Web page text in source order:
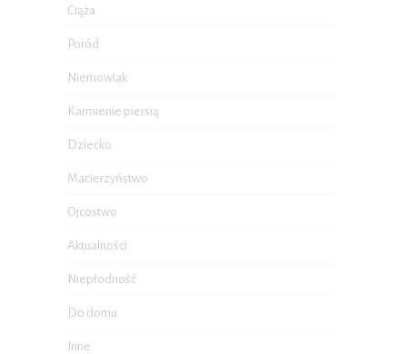
Ciąża
Poród
Niemowlak
Karmienie piersią
Dziecko
Macierzyństwo
Ojcostwo
Aktualności
Niepłodność
Do domu
Inne